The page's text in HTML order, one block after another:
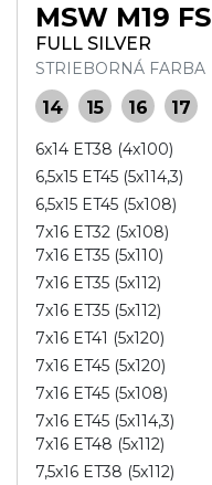
MSW M19 FS
FULL SILVER
STRIEBORNÁ FARBA
14 15 16 17
6x14 ET38 (4x100)
6,5x15 ET45 (5x114,3)
6,5x15 ET45 (5x108)
7x16 ET32 (5x108)
7x16 ET35 (5x110)
7x16 ET35 (5x112)
7x16 ET35 (5x112)
7x16 ET41 (5x120)
7x16 ET45 (5x120)
7x16 ET45 (5x108)
7x16 ET45 (5x114,3)
7x16 ET48 (5x112)
7,5x16 ET38 (5x112)